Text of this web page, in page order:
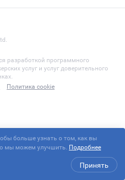
больше узнать о том, как вы
мы можем улучшить. Подробнее
Принять
разработкой программного
услуг и услуг доверительного
Политика cookie